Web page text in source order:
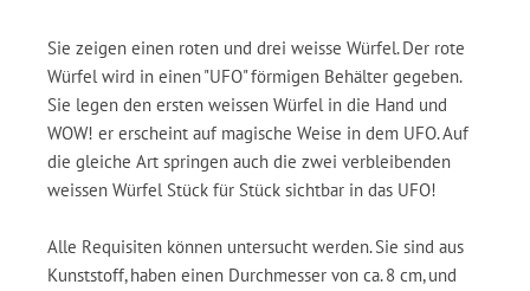
Sie zeigen einen roten und drei weisse Würfel. Der rote
Würfel wird in einen "UFO" förmigen Behälter gegeben.
Sie legen den ersten weissen Würfel in die Hand und
WOW! er erscheint auf magische Weise in dem UFO. Auf
die gleiche Art springen auch die zwei verbleibenden
weissen Würfel Stück für Stück sichtbar in das UFO!
Alle Requisiten können untersucht werden. Sie sind aus
Kunststoff, haben einen Durchmesser von ca. 8 cm, und